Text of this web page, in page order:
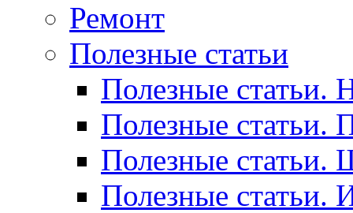
Ремонт
Полезные статьи
Полезные статьи.
Полезные статьи.
Полезные статьи.
Полезные статьи.